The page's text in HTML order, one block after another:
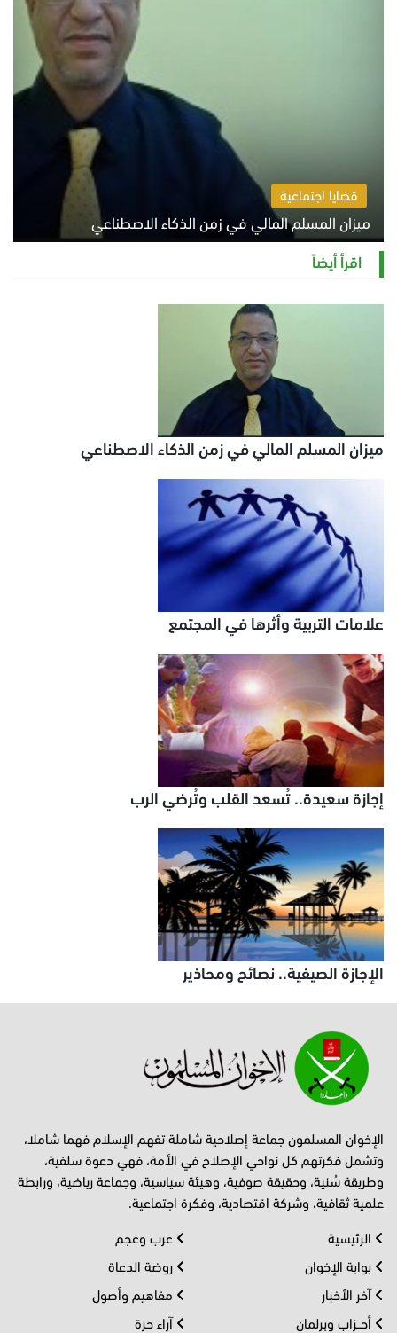
قضايا اجتماعية
ميزان المسلم المالي في زمن الذكاء الاصطناعي
السبت 8 أغسطس 2026 11:21 ص
اقرأ أيضاً
ميزان المسلم المالي في زمن الذكاء الاصطناعي
علامات التربية وأثرها في المجتمع
إجازة سعيدة.. تُسعد القلب وتُرضي الرب
الإجازة الصيفية.. نصائح ومحاذير
الإخوان المسلمون جماعة إصلاحية شاملة تفهم الإسلام فهما شاملا،
وتشمل فكرتهم كل نواحي الإصلاح في الأمة، فهي دعوة سلفية،
وطريقة سُنية، وحقيقة صوفية، وهيئة سياسية، وجماعة رياضية، ورابطة
علمية ثقافية، وشركة اقتصادية، وفكرة اجتماعية.
الرئيسية
بوابة الإخوان
آخر الأخبار
أحــزاب وبرلمان
عرب وعجم
روضة الدعاة
مفاهيم وأصول
آراء حرة